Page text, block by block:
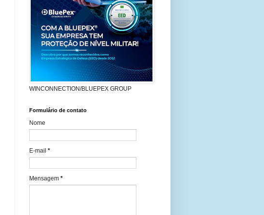
WINCONNECTION/BLUEPEX GROUP
Formulário de contato
Nome
E-mail *
Mensagem *